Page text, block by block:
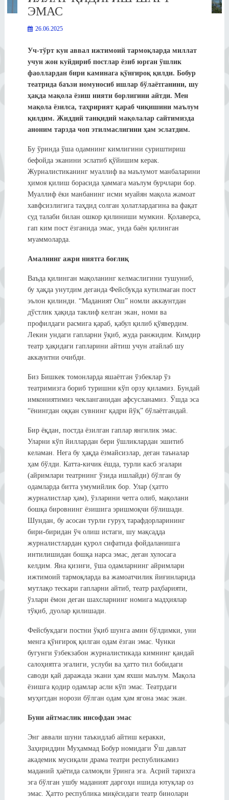
ЭМАС
26.06.2025
Уч-тўрт кун аввал ижтимоий тармоқларда миллат
учун жон куйдириб постлар ёзиб юрган ўшлик
фаоллардан бири каминага қўнғироқ қилди. Бобур
театрида баъзи номуносиб ишлар бўлаётганини, шу
ҳақда мақола ёзиш нияти борлигини айтди. Мен
мақола ёзилса, таҳририят қараб чиқишини маълум
қилдим. Жиддий танқидий мақолалар сайтимизда
аноним тарзда чоп этилмаслигини ҳам эслатдим.
Бу ўринда ўша одамнинг кимлигини суриштириш
бефойда эканини эслатиб қўйишим керак.
Журналистиканинг муаллиф ва маълумот манбаларини
ҳимоя қилиш борасида ҳаммага маълум бурчлари бор.
Муаллиф ёки манбанинг исми муайян мақола жамоат
хавфсизлигига таҳдид солган ҳолатлардагина ва фақат
суд талаби билан ошкор қилиниши мумкин. Қолаверса,
гап ким пост ёзганида эмас, унда баён қилинган
муаммоларда.
Амалнинг ажри ниятга боғлиқ
Ваъда қилинган мақоланинг келмаслигини тушуниб,
бу ҳақда унутдим деганда Фейсбукда кутилмаган пост
эълон қилинди. “Маданият Ош” номли аккаунтдан
дўстлик ҳақида таклиф келган экан, номи ва
профилдаги расмига қараб, қабул қилиб қўявердим.
Лекин ундаги гапларни ўқиб, жуда ранжидим. Кимдир
театр ҳақидаги гапларини айтиш учун атайлаб шу
аккаунтни очибди.
Биз Бишкек томонларда яшаётган ўзбеклар ўз
театримизга бориб туришни кўп орзу қиламиз. Бундай
имкониятимиз чекланганидан афсусланамиз. Ўшда эса
“ёнингдан оққан сувнинг қадри йўқ” бўлаётгандай.
Бир ёқдан, постда ёзилган гаплар янгилик эмас.
Уларни кўп йиллардан бери ўшликлардан эшитиб
келаман. Нега бу ҳақда ёзмайсизлар, деган таъналар
ҳам бўлди. Катта-кичик ёшда, турли касб эгалари
(айримлари театрнинг ўзида ишлайди) бўлган бу
одамларда битта умумийлик бор. Улар (ҳатто
журналистлар ҳам), ўзларини четга олиб, мақолани
бошқа бировнинг ёзишига эришмоқчи бўлишади.
Шундан, бу асосан турли гуруҳ тарафдорларининг
бири-биридан ўч олиш истаги, шу мақсадда
журналистлардан қурол сифатида фойдаланишга
интилишидан бошқа нарса эмас, деган хулосага
келдим. Яна қизиғи, ўша одамларнинг айримлари
ижтимоий тармоқларда ва жамоатчилик йиғинларида
мутлақо тескари гапларни айтиб, театр раҳбарияти,
ўзлари ёмон деган шахсларнинг номига мадҳиялар
тўқиб, дуолар қилишади.
Фейсбукдаги постни ўқиб шунга амин бўлдимки, уни
менга қўнғироқ қилган одам ёзган эмас. Чунки
бугунги ўзбекзабон журналистикада кимнинг қандай
салоҳиятга эгалиги, услуби ва ҳатто тил бобидаги
саводи қай даражада экани ҳам яхши маълум. Мақола
ёзишга қодир одамлар асли кўп эмас. Театрдаги
муҳитдан норози бўлган одам ҳам ягона эмас экан.
Буни айтмаслик инсофдан эмас
Энг аввали шуни таъкидлаб айтиш керакки,
Заҳириддин Муҳаммад Бобур номидаги Ўш давлат
академик мусиқали драма театри республикамиз
маданий ҳаётида салмоқли ўринга эга. Асрий тарихга
эга бўлган ушбу маданият даргоҳи ишида ютуқлар оз
эмас. Ҳатто республика миқёсидаги театр бинолари